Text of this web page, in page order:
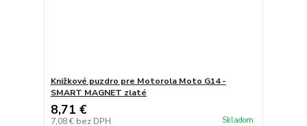
Knižkové puzdro pre Motorola Moto G14 -
SMART MAGNET zlaté
8,71 €
7,08 € bez DPH Skladom